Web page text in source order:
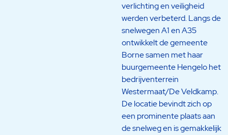
verlichting en veiligheid
werden verbeterd. Langs de
snelwegen A1 en A35
ontwikkelt de gemeente
Borne samen met haar
buurgemeente Hengelo het
bedrijventerrein
Westermaat/De Veldkamp.
De locatie bevindt zich op
een prominente plaats aan
de snelweg en is gemakkelijk